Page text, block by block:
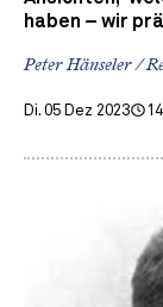
haben – wir
Peter Hänseler /
Di. 05 Dez 2023